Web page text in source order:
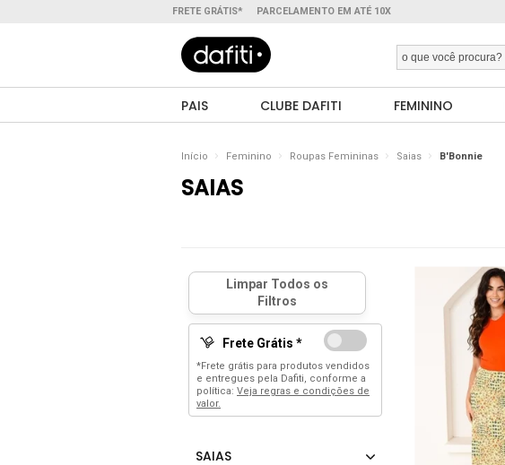
FRETE GRÁTIS* PARCELAMENTO EM ATÉ 10X
PAIS CLUBE DAFITI FEMININO
Início Feminino Roupas Femininas Saias B'Bonnie
SAIAS
Frete Grátis *
*Frete grátis para produtos vendidos
e entregues pela Dafiti, conforme a
política: Veja regras e condições de
valor.